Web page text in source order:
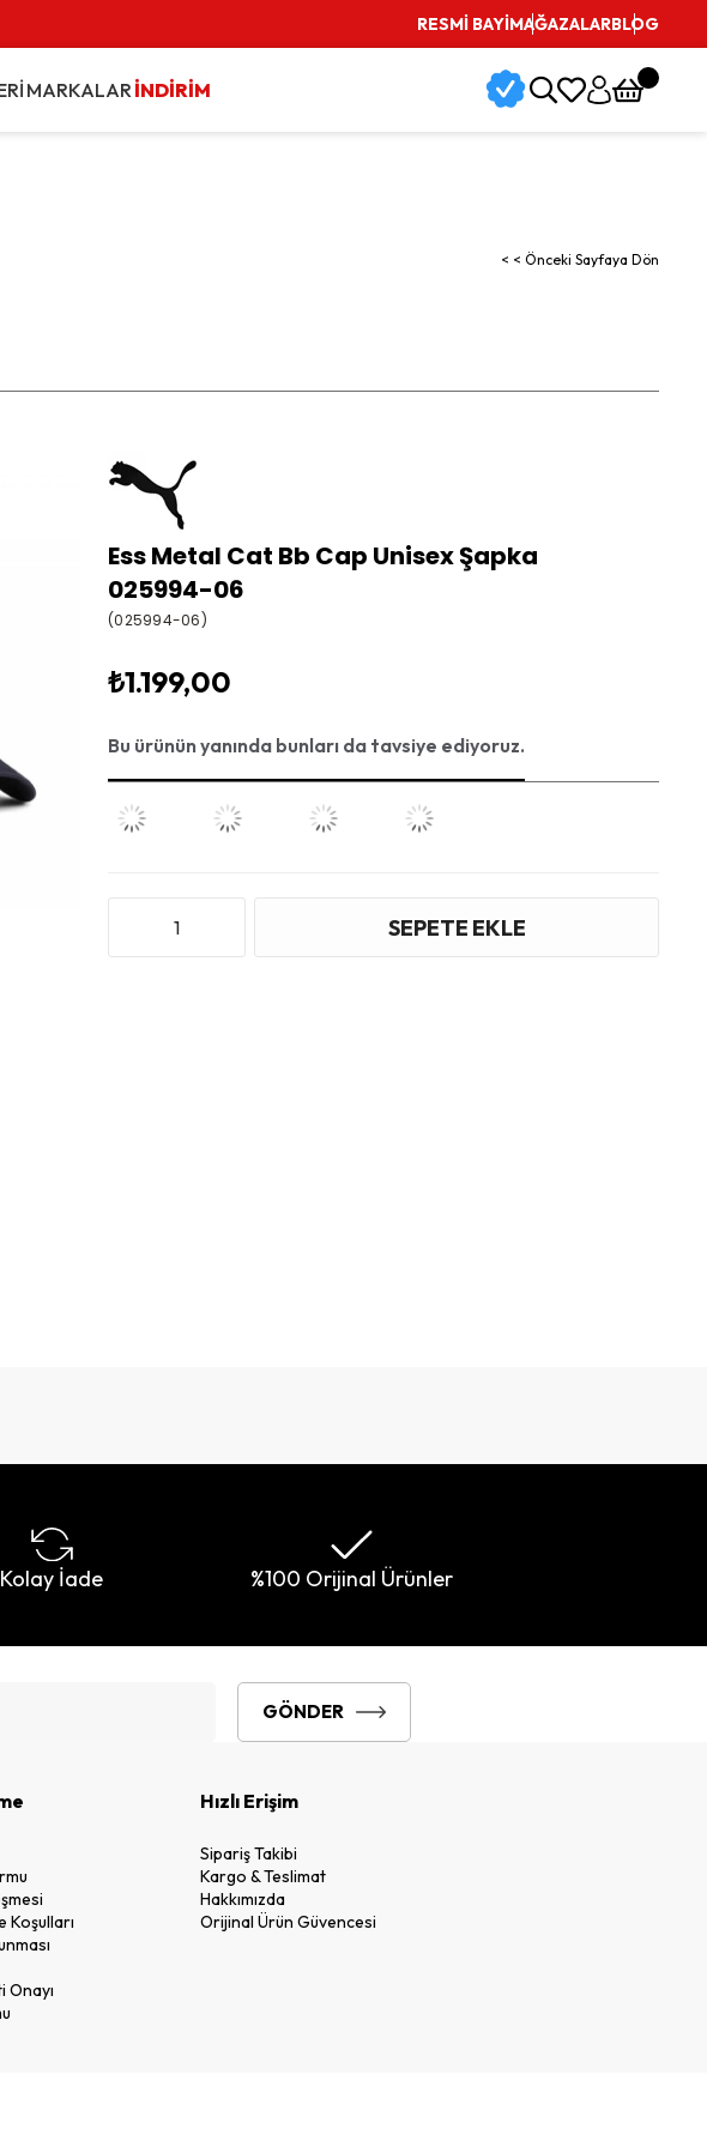
RESMİ BAYİMAĞAZALARBLOG
MARKALARİNDİRİM
< < Önceki Sayfaya Dön
Ess Metal Cat Bb Cap Unisex Şapka
025994-06
(025994-06)
₺1.199,00
Bu ürünün yanında bunları da tavsiye ediyoruz.
Kolay İade %100 Orijinal Ürünler
GÖNDER
Koşulları
Hızlı Erişim
Sipariş Takibi
Kargo & Teslimat
Hakkımızda
Orijinal Ürün Güvencesi